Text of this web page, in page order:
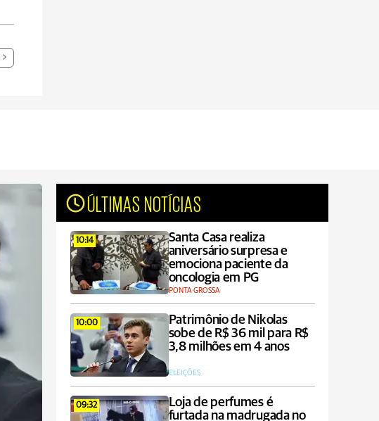
ÚLTIMAS NOTÍCIAS
10:14
Santa Casa realiza
aniversário surpresa e
emociona paciente da
oncologia em PG
PONTA GROSSA
10:00
Patrimônio de Nikolas
sobe de R$ 36 mil para R$
3,8 milhões em 4 anos
ELEIÇÕES
09:32
Loja de perfumes é
furtada na madrugada no